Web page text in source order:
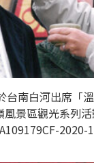
台南白河出席「
風景區觀光系列